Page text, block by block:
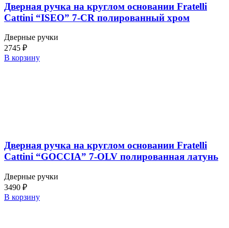
Дверная ручка на круглом основании Fratelli
Cattini “ISEO” 7-CR полированный хром
Дверные ручки
2745 ₽
В корзину
Дверная ручка на круглом основании Fratelli
Cattini “GOCCIA” 7-OLV полированная латунь
Дверные ручки
3490 ₽
В корзину